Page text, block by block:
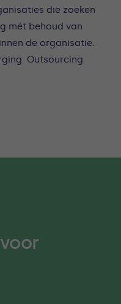
die zoeken
mét behoud van
de organisatie.
Outsourcing